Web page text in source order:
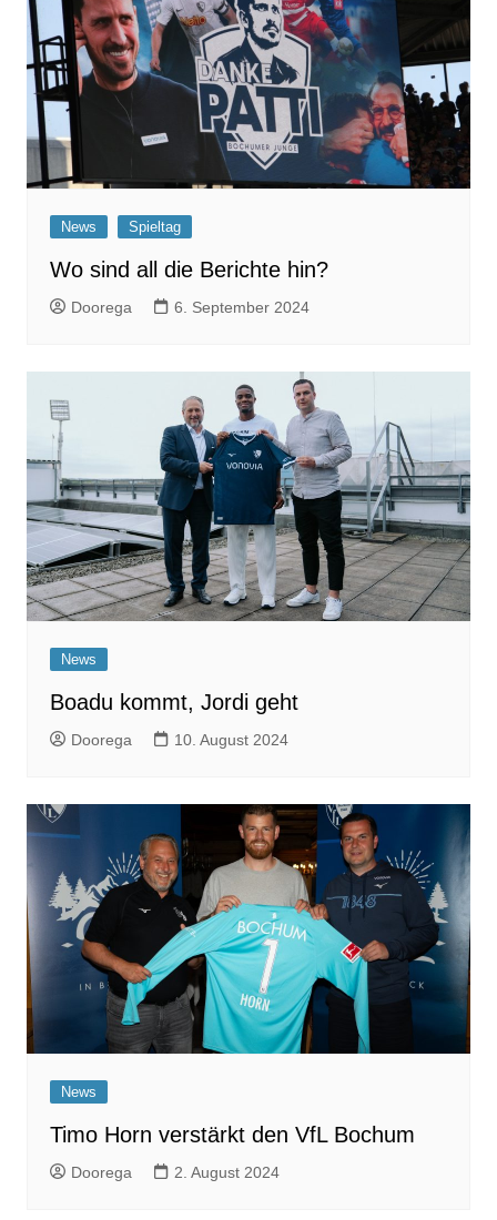
News Spieltag
Wo sind all die Berichte hin?
Doorega 6. September 2024
News
Boadu kommt, Jordi geht
Doorega 10. August 2024
News
Timo Horn verstärkt den VfL Bochum
Doorega 2. August 2024